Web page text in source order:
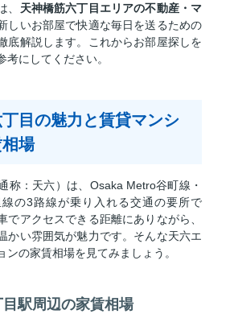
、 天神橋筋六丁目エリアの不動産・マ
しいお部屋で快適な毎日を送るための
底解説します。これからお部屋探しを
考にしてください。
目の魅力と賃貸マンシ
場
称：天六）は、Osaka Metro谷町線・
の3路線が乗り入れる交通の要所で
でアクセスできる距離にありながら、
かい雰囲気が魅力です。そんな天六エ
ンの家賃相場を見てみましょう。
駅周辺の家賃相場